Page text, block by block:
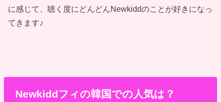
に感じて、聴く度にどんどんNewkiddのことが好きになっ
てきます♪
Newkiddフィの韓国での人気は？